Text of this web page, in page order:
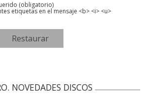
(obligatorio)
etiquetas en el mensaje <b> <i> <u>
NOVEDADES DISCOS